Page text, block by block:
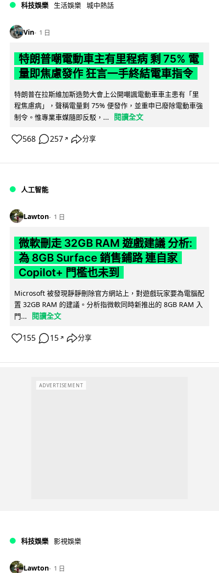
科技娛樂 生活娛樂 城中熱話
Vin 1 日
特朗普嘲電動車主有里程病 剩 75% 電
量即焦慮發作 狂言一手終結電車指令
特朗普在拉斯維加斯造勢大會上公開嘲諷電動車車主患有「里
程焦慮病」，聲稱電量剩 75% 便發作，並重申已廢除電動車強
制令。惟專業車媒隨即反駁，...
閱讀全文
568 257 ↗ 分享
人工智能
Lawton 1 日
微軟刪走 32GB RAM 遊戲建議 分析:
為 8GB Surface 銷售鋪路 連自家
Copilot+ 門檻也未到
Microsoft 被發現靜靜刪除官方網站上，對遊戲玩家要為電腦配
置 32GB RAM 的建議。分析指微軟同時新推出的 8GB RAM 入
門...
閱讀全文
155 15 ↗ 分享
ADVERTISEMENT
科技娛樂 影視娛樂
Lawton 1 日